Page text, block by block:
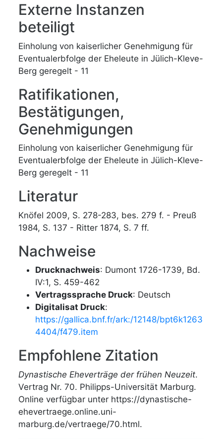
Externe Instanzen
beteiligt
Einholung von kaiserlicher Genehmigung für
Eventualerbfolge der Eheleute in Jülich-Kleve-
Berg geregelt - 11
Ratifikationen,
Bestätigungen,
Genehmigungen
Einholung von kaiserlicher Genehmigung für
Eventualerbfolge der Eheleute in Jülich-Kleve-
Berg geregelt - 11
Literatur
Knöfel 2009, S. 278-283, bes. 279 f. - Preuß
1984, S. 137 - Ritter 1874, S. 7 ff.
Nachweise
Drucknachweis: Dumont 1726-1739, Bd.
IV:1, S. 459-462
Vertragssprache Druck: Deutsch
Digitalisat Druck:
https://gallica.bnf.fr/ark:/12148/bpt6k1263
4404/f479.item
Empfohlene Zitation
Dynastische Eheverträge der frühen Neuzeit.
Vertrag Nr. 70. Philipps-Universität Marburg.
Online verfügbar unter https://dynastische-
ehevertraege.online.uni-
marburg.de/vertraege/70.html.